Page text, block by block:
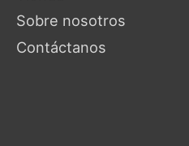
Sobre nosotros
Contáctanos